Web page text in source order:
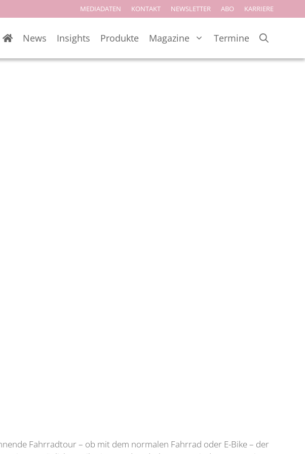
MEDIADATEN KONTAKT NEWSLETTER ABO KARRIERE
News Insights Produkte Magazine Termine
Fahrradtour – ob mit dem normalen Fahrrad oder E-Bike – der